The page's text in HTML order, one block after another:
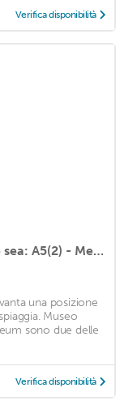
Verifica disponibilità
Apartment PoolHouse - close to the sea: A5(2) - Metajna, Island Pag, Croatia
una posizione
Museo
sono due delle
Verifica disponibilità